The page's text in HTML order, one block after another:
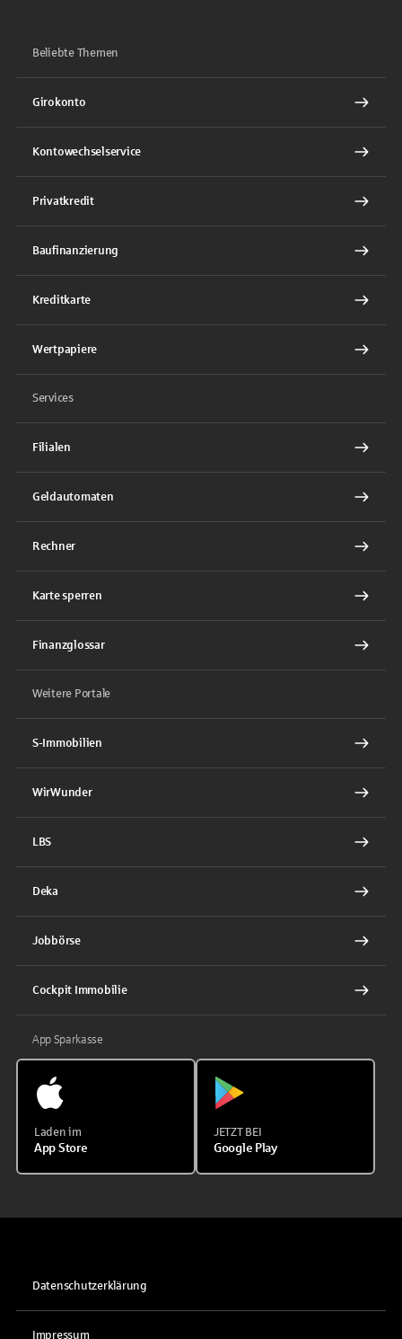
Beliebte Themen
Girokonto
Kontowechselservice
Privatkredit
Baufinanzierung
Kreditkarte
Wertpapiere
Services
Filialen
Geldautomaten
Rechner
Karte sperren
Finanzglossar
Weitere Portale
S-Immobilien
WirWunder
LBS
Deka
Jobbörse
Cockpit Immobilie
App Sparkasse
Laden im
App Store
JETZT BEI
Google Play
Datenschutzerklärung
Impressum